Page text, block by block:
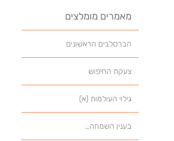
מאמרים מומלצים
הברסלבים הראשונים
צעקת החיפוש
גילוי העולמות (א)
בענין השמחה…